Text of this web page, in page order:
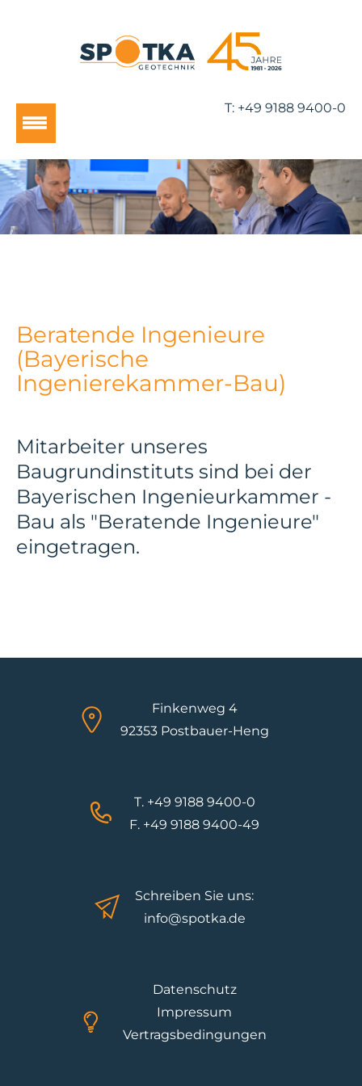
T: +49 9188 9400-0
Beratende Ingenieure
(Bayerische
Ingenierekammer-Bau)
Mitarbeiter unseres
Baugrundinstituts sind bei der
Bayerischen Ingenieurkammer -
Bau als "Beratende Ingenieure"
eingetragen.
Finkenweg 4
92353 Postbauer-Heng
T. +49 9188 9400-0
F. +49 9188 9400-49
Schreiben Sie uns:
info@spotka.de
Datenschutz
Impressum
Vertragsbedingungen